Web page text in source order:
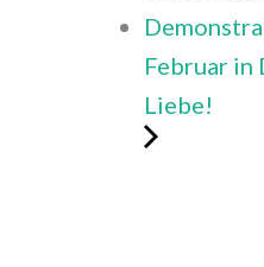
Februar in
Liebe!